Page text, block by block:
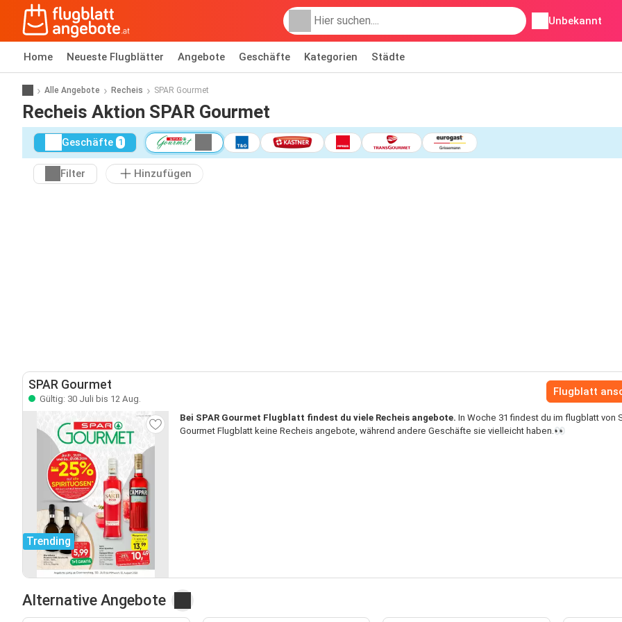
Unbekannt
Home Neueste Flugblätter Angebote Geschäfte Kategorien Städte
Alle Angebote Recheis SPAR Gourmet
Recheis Aktion SPAR Gourmet
Geschäfte 1
Filter Hinzufügen
SPAR Gourmet
Gültig: 30 Juli bis 12 Aug.
Flugblatt
Trending
Bei SPAR Gourmet Flugblatt findest du viele Recheis angebote. In Woche 31 findest du im flugblatt von
Gourmet Flugblatt keine Recheis angebote, während andere Geschäfte sie vielleicht haben.👀
Alternative Angebote